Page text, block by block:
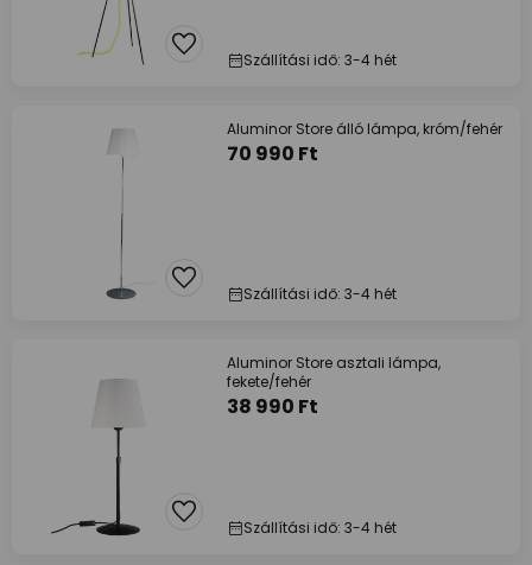
Szállítási idő: 3-4 hét
Aluminor Store álló lámpa, króm/fehér
70 990 Ft
Szállítási idő: 3-4 hét
Aluminor Store asztali lámpa,
fekete/fehér
38 990 Ft
Szállítási idő: 3-4 hét